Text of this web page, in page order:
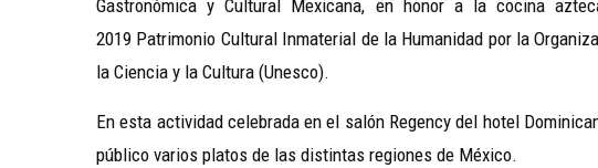
Gastronómica y Cultural Mexicana, en honor a la cocina
2019 Patrimonio Cultural Inmaterial de la Humanidad por la
la Ciencia y la Cultura (Unesco).
En esta actividad celebrada en el salón Regency del hotel
público varios platos de las distintas regiones de México.